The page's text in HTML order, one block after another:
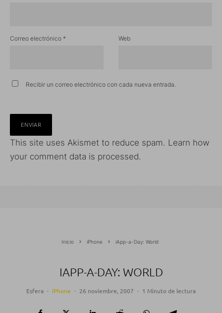
Correo electrónico * Web
Recibir un correo electrónico con cada nueva entrada.
This site uses Akismet to reduce spam. Learn how
your comment data is processed.
Inicio iPhone iApp-a-Day: World
IAPP-A-DAY: WORLD
Esfera · iPhone · 26 noviembre, 2007 · 1 Minuto de lectura